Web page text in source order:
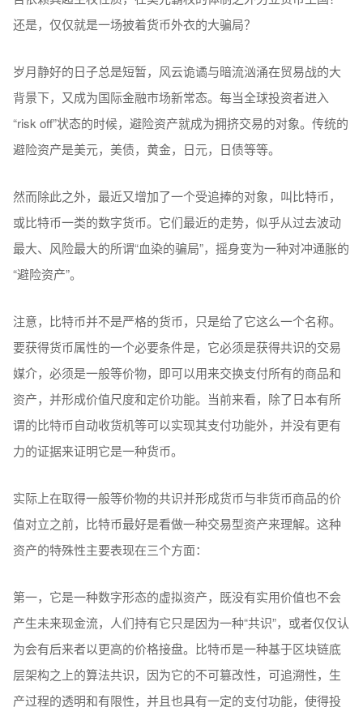
还是，仅仅就是一场披着货币外衣的大骗局？
岁月静好的日子总是短暂，风云诡谲与暗流汹涌在贸易战的大
背景下，又成为国际金融市场新常态。每当全球投资者进入
“risk off”状态的时候，避险资产就成为拥挤交易的对象。传统的
避险资产是美元，美债，黄金，日元，日债等等。
然而除此之外，最近又增加了一个受追捧的对象，叫比特币，
或比特币一类的数字货币。它们最近的走势，似乎从过去波动
最大、风险最大的所谓“血染的骗局”，摇身变为一种对冲通胀的
“避险资产”。
注意，比特币并不是严格的货币，只是给了它这么一个名称。
要获得货币属性的一个必要条件是，它必须是获得共识的交易
媒介，必须是一般等价物，即可以用来交换支付所有的商品和
资产，并形成价值尺度和定价功能。当前来看，除了日本有所
谓的比特币自动收货机等可以实现其支付功能外，并没有更有
力的证据来证明它是一种货币。
实际上在取得一般等价物的共识并形成货币与非货币商品的价
值对立之前，比特币最好是看做一种交易型资产来理解。这种
资产的特殊性主要表现在三个方面：
第一，它是一种数字形态的虚拟资产，既没有实用价值也不会
产生未来现金流，人们持有它只是因为一种“共识”，或者仅仅认
为会有后来者以更高的价格接盘。比特币是一种基于区块链底
层架构之上的算法共识，因为它的不可篡改性，可追溯性，生
产过程的透明和有限性，并且也具有一定的支付功能，使得投